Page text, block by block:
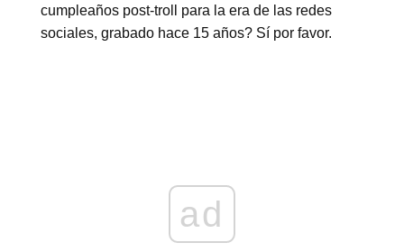
cumpleaños post-troll para la era de las redes
sociales, grabado hace 15 años? Sí por favor.
ad